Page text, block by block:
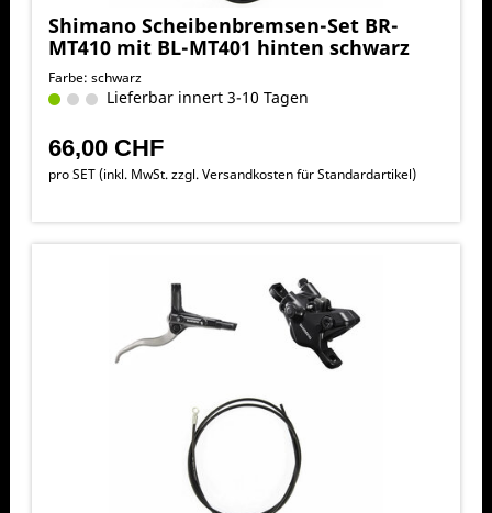
Shimano Scheibenbremsen-Set BR-
MT410 mit BL-MT401 hinten schwarz
Farbe: schwarz
Lieferbar innert 3-10 Tagen
66,00 CHF
pro SET (inkl. MwSt. zzgl.Versandkosten für Standardartikel)